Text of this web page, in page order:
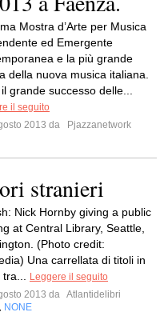
Mostra d’Arte per Musica
ed Emergente
e la più grande
della nuova musica italiana.
grande successo delle...
il seguito
2013 da
Pjazzanetwork
stranieri
Nick Hornby giving a public
at Central Library, Seattle,
(Photo credit:
Una carrellata di titoli in
Leggere il seguito
2013 da Atlantidelibri
NONE